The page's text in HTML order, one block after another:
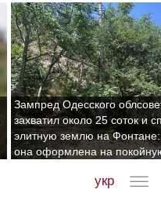
Зампред Одесского
захватил около 25 соток и
элитную землю на Фонтане:
она оформлена на
укр